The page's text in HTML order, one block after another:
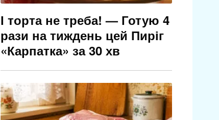
І торта не треба! — Готую 4
рази на тиждень цей Пиріг
«Карпатка» за 30 хв